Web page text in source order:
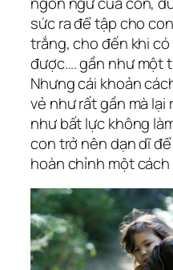
sức ra để tập cho
trắng, cho đến khi
được…. gần như một
Nhưng cái khoản
vẻ như rất gần mà lại
như bất lực không
con trở nên dạn dĩ
hoàn chỉnh một